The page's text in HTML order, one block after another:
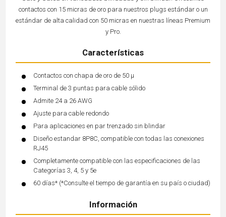
contactos con 15 micras de oro para nuestros plugs estándar o un
estándar de alta calidad con 50 micras en nuestras líneas Premium
y Pro.
Características
Contactos con chapa de oro de 50 µ
Terminal de 3 puntas para cable sólido
Admite 24 a 26 AWG
Ajuste para cable redondo
Para aplicaciones en par trenzado sin blindar
Diseño estandar 8P8C, compatible con todas las conexiones
RJ45
Completamente compatible con las especificaciones de las
Categorías 3, 4, 5 y 5e
60 días* (*Consulte el tiempo de garantía en su país o ciudad)
Información